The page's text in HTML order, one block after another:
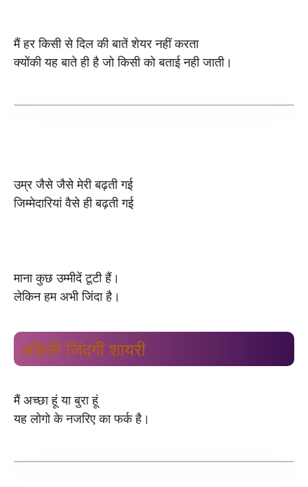
मैं हर किसी से दिल की बातें शेयर नहीं करता
क्योंकी यह बाते ही है जो किसी को बताई नही जाती।
उम्र जैसे जैसे मेरी बढ़ती गई
जिम्मेदारियां वैसे ही बढ़ती गई
माना कुछ उम्मीदें टूटी हैं।
लेकिन हम अभी जिंदा है।
अकेली जिंदगी शायरी
मैं अच्छा हूं या बुरा हूं
यह लोगो के नजरिए का फर्क है।